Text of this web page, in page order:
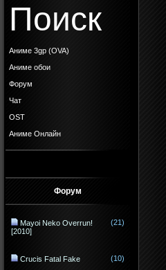
Поиск
Аниме 3gp (OVA)
Аниме обои
Форум
Чат
OST
Аниме Онлайн
Форум
Mayoi Neko Overrun!
[2010]
(21)
Crucis Fatal Fake (10)